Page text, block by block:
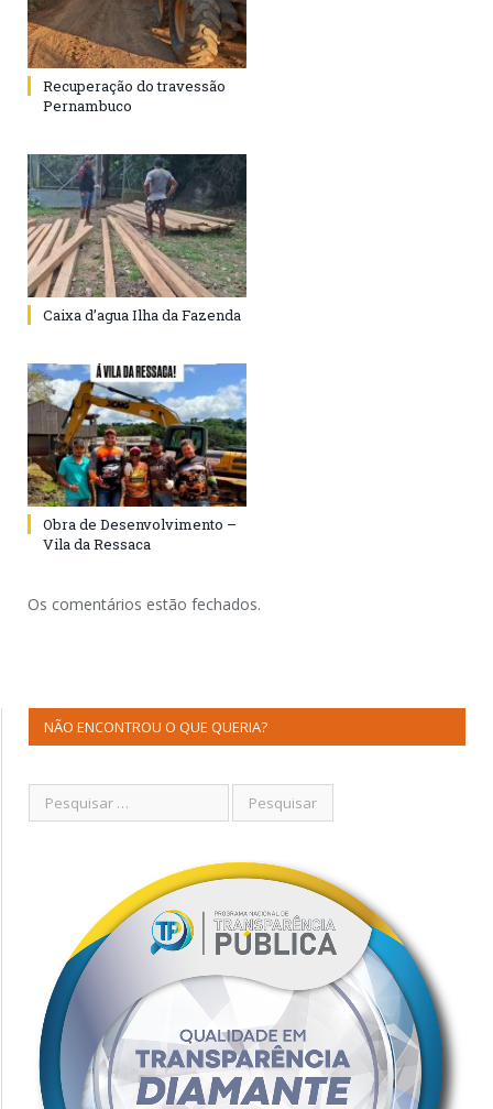
Recuperação do travessão
Pernambuco
Caixa d’agua Ilha da Fazenda
Obra de Desenvolvimento –
Vila da Ressaca
Os comentários estão fechados.
NÃO ENCONTROU O QUE QUERIA?